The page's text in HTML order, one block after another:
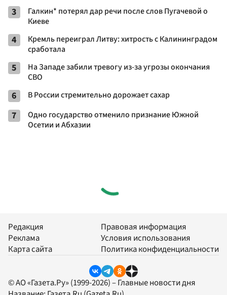
3
Галкин* потерял дар речи после слов Пугачевой о
Киеве
4
Кремль переиграл Литву: хитрость с Калининградом
сработала
5
На Западе забили тревогу из-за угрозы окончания
СВО
6 В России стремительно дорожает сахар
7
Одно государство отменило признание Южной
Осетии и Абхазии
Редакция
Реклама
Карта сайта
Правовая информация
Условия использования
Политика конфиденциальности
© АО «Газета.Ру» (1999-2026) – Главные новости дня